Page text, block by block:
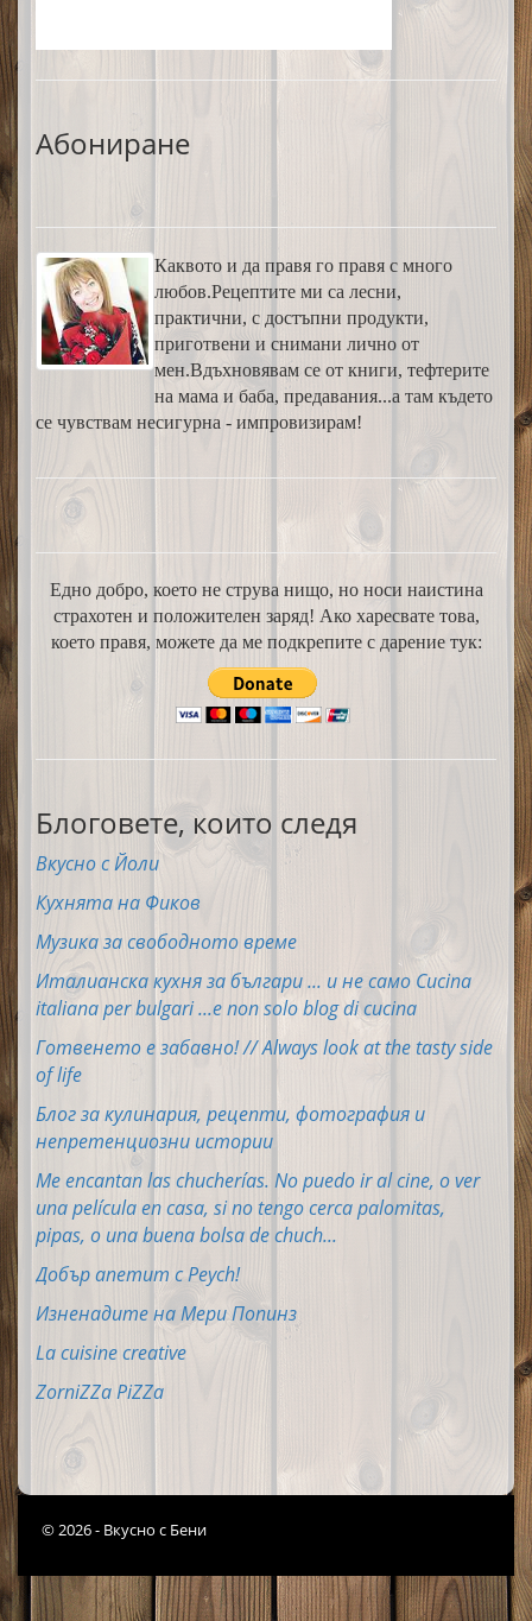
Абониране
Каквото и да правя го правя с много
любов.Рецептите ми са лесни,
практични, с достъпни продукти,
приготвени и снимани лично от
мен.Вдъхновявам се от книги, тефтерите
на мама и баба, предавания...а там където
се чувствам несигурна - импровизирам!
Едно добро, което не струва нищо, но носи наистина
страхотен и положителен заряд! Ако харесвате това,
което правя, можете да ме подкрепите с дарение тук:
Блоговете, които следя
Вкусно с Йоли
Кухнята на Фиков
Музика за свободното време
Италианска кухня за българи ... и не само Cucina
italiana per bulgari ...e non solo blog di cucina
Готвенето е забавно! // Always look at the tasty side
of life
Блог за кулинария, рецепти, фотография и
непретенциозни истории
Me encantan las chucherías. No puedo ir al cine, o ver
una película en casa, si no tengo cerca palomitas,
pipas, o una buena bolsa de chuch...
Добър апетит с Peych!
Изненадите на Мери Попинз
La cuisine creative
ZorniZZa PiZZa
© 2026 - Вкусно с Бени